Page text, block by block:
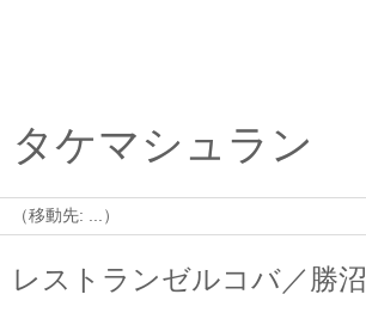
タケマシュラン
レストランゼルコバ／勝沼